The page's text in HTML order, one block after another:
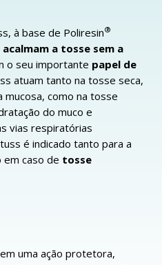
à base de Poliresin®
acalmam a tosse sem a
o seu importante papel de
atuam tanto na tosse seca,
mucosa, como na tosse
do muco e
vias respiratórias
é indicado tanto para a
em caso de tosse
uma ação protetora,